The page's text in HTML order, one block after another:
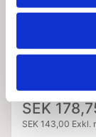
15154
SEK
SEK 143,00 Exkl.